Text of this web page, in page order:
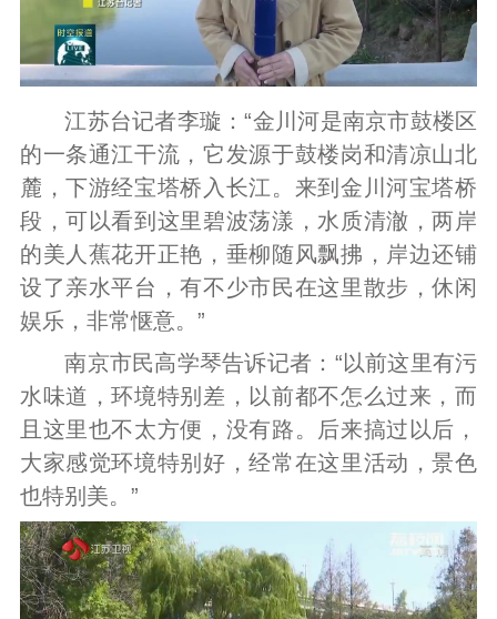
江苏台记者李璇：“金川河是南京市鼓楼区
的一条通江干流，它发源于鼓楼岗和清凉山北
麓，下游经宝塔桥入长江。来到金川河宝塔桥
段，可以看到这里碧波荡漾，水质清澈，两岸
的美人蕉花开正艳，垂柳随风飘拂，岸边还铺
设了亲水平台，有不少市民在这里散步，休闲
娱乐，非常惬意。”
南京市民高学琴告诉记者：“以前这里有污
水味道，环境特别差，以前都不怎么过来，而
且这里也不太方便，没有路。后来搞过以后，
大家感觉环境特别好，经常在这里活动，景色
也特别美。”